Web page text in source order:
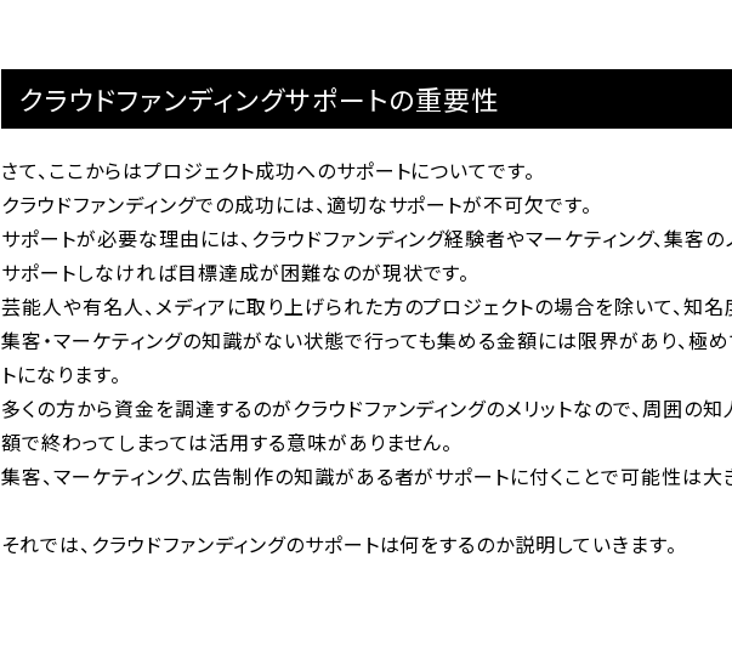
クラウドファンディングサポートの重要性
さて、ここからはプロジェクト成功へのサポートについてです。
クラウドファンディングでの成功には、適切なサポートが不可欠です。
サポートが必要な理由には、クラウドファンディング経験者やマーケティング、集客
サポートしなければ目標達成が困難なのが現状です。
芸能人や有名人、メディアに取り上げられた方のプロジェクトの場合を除いて、知
集客・マーケティングの知識がない状態で行っても集める金額には限界があり、極
トになります。
多くの方から資金を調達するのがクラウドファンディングのメリットなので、周囲の
額で終わってしまっては活用する意味がありません。
集客、マーケティング、広告制作の知識がある者がサポートに付くことで可能性は大
それでは、クラウドファンディングのサポートは何をするのか説明していきます。